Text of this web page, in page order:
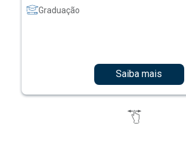
Graduação
Saiba mais